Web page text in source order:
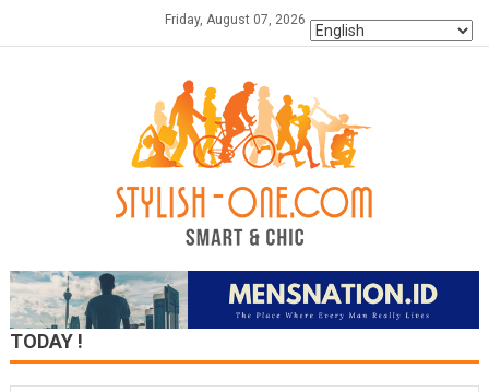
Friday, August 07, 2026
TODAY !